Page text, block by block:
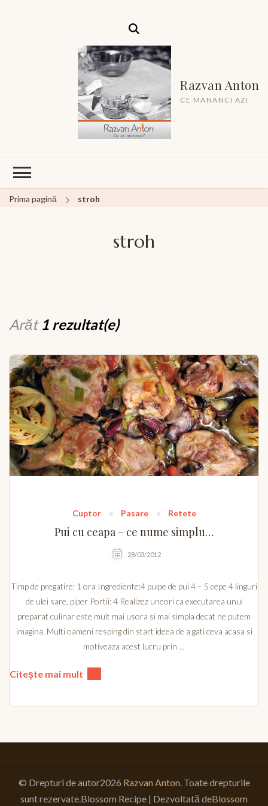
Razvan Anton
CE MANANCI AZI
Prima pagină stroh
stroh
Arăt 1 rezultat(e)
Cuptor Pasare Retete
Pui cu ceapa – ce nume simplu…
28/03/2012
Timp de pregatire: 1 ora Ingrediente:4 pulpe de pui 4 – 5 cepe 4 linguri
de ulei sare, piper Portii: 4 Realizez uneori ca executarea unui
preparat culinar este mult mai usora si mai simpla decat ne putem
imagina. Multi oameni resping din start ideea de a gati ceva acasa si
motiveaza acest lucru prin …
Citește mai mult
© Drepturi de autor2026 Razvan Anton. Toate drepturile
sunt rezervate.Blossom Recipe | Dezvoltată deBlossom